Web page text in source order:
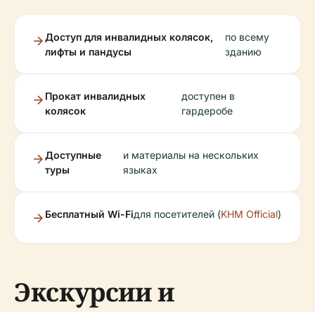
Доступ для инвалидных колясок,
лифты и пандусы
по всему
зданию
Прокат инвалидных
колясок
доступен в
гардеробе
Доступные
туры
и материалы на нескольких
языках
Бесплатный Wi-Fiдля посетителей (KHM Official)
Экскурсии и